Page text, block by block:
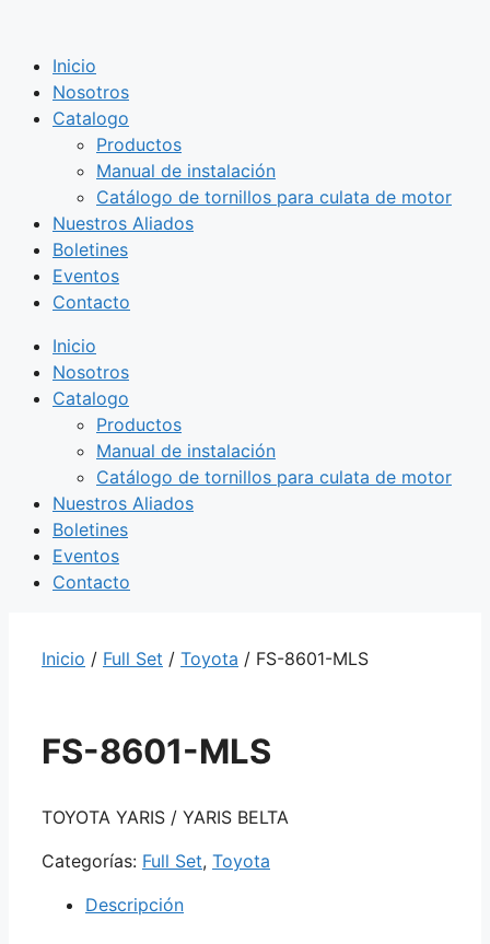
contenido
Inicio
Nosotros
Catalogo
Productos
Manual de instalación
Catálogo de tornillos para culata de motor
Nuestros Aliados
Boletines
Eventos
Contacto
Inicio
Nosotros
Catalogo
Productos
Manual de instalación
Catálogo de tornillos para culata de motor
Nuestros Aliados
Boletines
Eventos
Contacto
Inicio / Full Set / Toyota / FS-8601-MLS
FS-8601-MLS
TOYOTA YARIS / YARIS BELTA
Categorías: Full Set, Toyota
Descripción